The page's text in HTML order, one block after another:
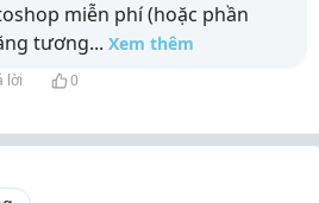
miễn phí (hoặc phần
tương... Xem thêm
lời 0